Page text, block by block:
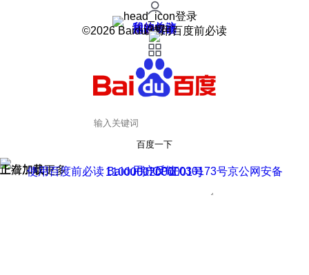
登录
我的关注
我的收藏
皮肤中心
用户反馈
设置
©2026 Baidu 使用百度前必读
百度一下
正在加载
上滑加载更多 用户反馈
使用百度前必读 Baidu 京ICP证030173号
京公网安备11000002000001号